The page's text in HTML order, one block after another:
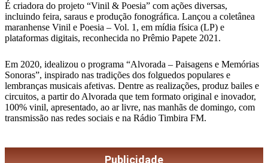
É criadora do projeto “Vinil & Poesia” com ações diversas,
incluindo feira, saraus e produção fonográfica. Lançou a coletânea
maranhense Vinil e Poesia – Vol. 1, em mídia física (LP) e
plataformas digitais, reconhecida no Prêmio Papete 2021.
Em 2020, idealizou o programa “Alvorada – Paisagens e Memórias
Sonoras”, inspirado nas tradições dos folguedos populares e
lembranças musicais afetivas. Dentre as realizações, produz bailes e
circuitos, a partir do Alvorada que tem formato original e inovador,
100% vinil, apresentado, ao ar livre, nas manhãs de domingo, com
transmissão nas redes sociais e na Rádio Timbira FM.
Publicidade